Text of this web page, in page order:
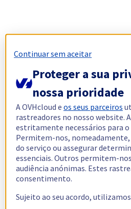
Continuar sem aceitar
Proteger a sua
nossa prioridade
A OVHcloud eos seus parceiros
rastreadores no nosso website.
estritamente necessários para
Permitem-nos,
do serviço ou assegurar
essenciais. Outros permitem-
audiência anónimas. Estes
consentimento.
Sujeito ao seu acordo,